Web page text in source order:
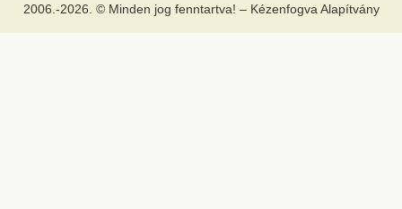
2006.-2026. © Minden jog fenntartva! – Kézenfogva Alapítvány